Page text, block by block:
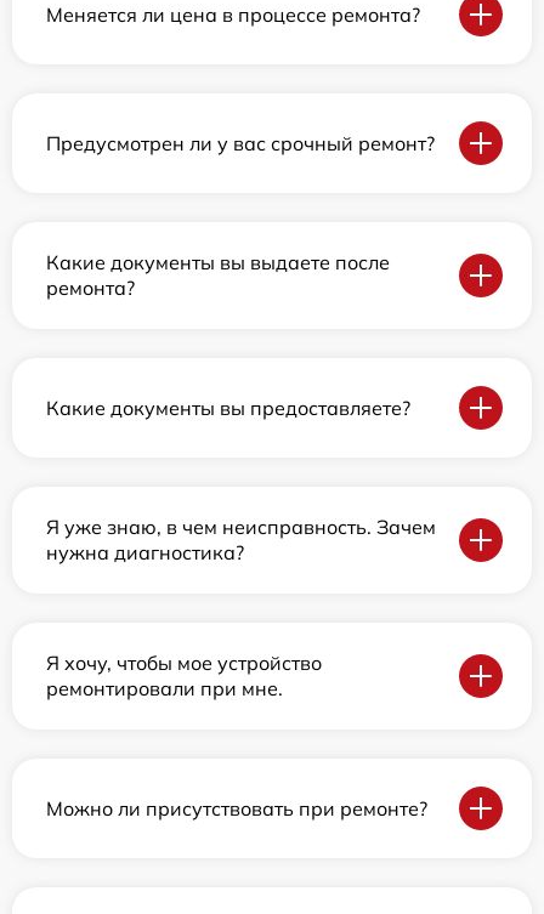
Меняется ли цена в процессе ремонта?
Предусмотрен ли у вас срочный ремонт?
Какие документы вы выдаете после
ремонта?
Какие документы вы предоставляете?
Я уже знаю, в чем неисправность. Зачем
нужна диагностика?
Я хочу, чтобы мое устройство
ремонтировали при мне.
Можно ли присутствовать при ремонте?